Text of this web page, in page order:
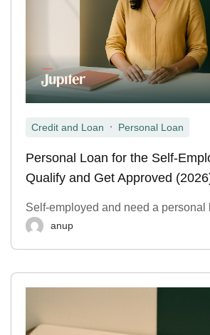
Credit and Loan Personal Loan
Personal Loan for the Self-
Qualify and Get Approved
Self-employed and need a personal
anup